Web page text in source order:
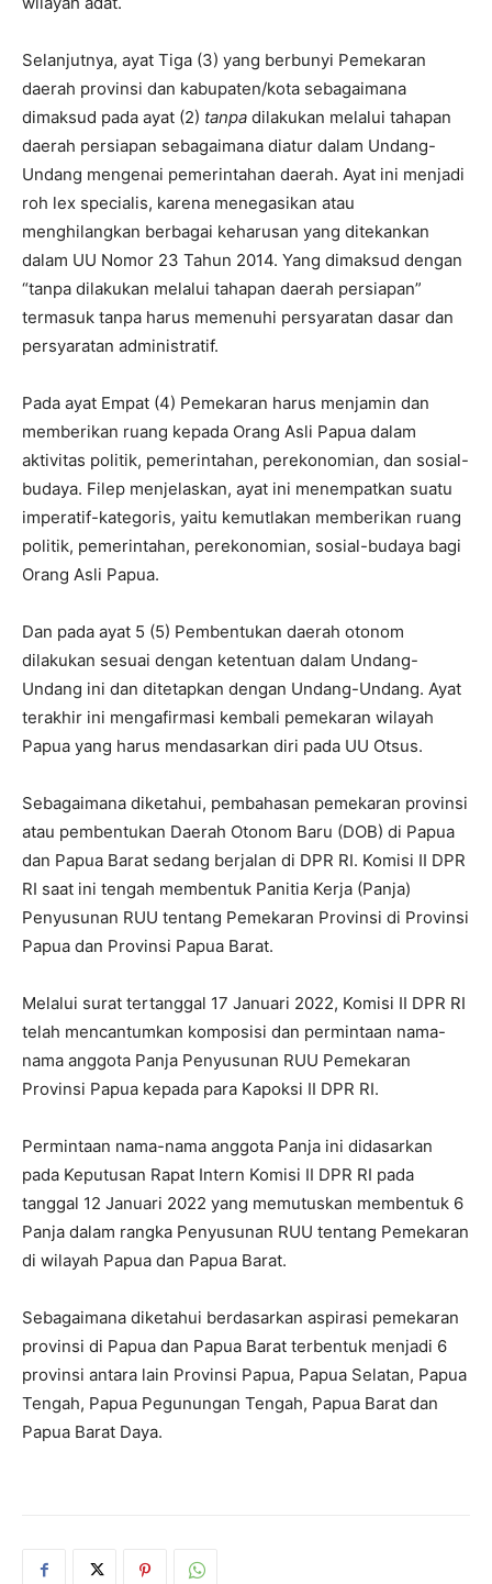
Selanjutnya, ayat Tiga (3) yang berbunyi Pemekaran
daerah provinsi dan kabupaten/kota sebagaimana
dimaksud pada ayat (2) tanpa dilakukan melalui tahapan
daerah persiapan sebagaimana diatur dalam Undang-
Undang mengenai pemerintahan daerah. Ayat ini menjadi
roh lex specialis, karena menegasikan atau
menghilangkan berbagai keharusan yang ditekankan
dalam UU Nomor 23 Tahun 2014. Yang dimaksud dengan
“tanpa dilakukan melalui tahapan daerah persiapan”
termasuk tanpa harus memenuhi persyaratan dasar dan
persyaratan administratif.
Pada ayat Empat (4) Pemekaran harus menjamin dan
memberikan ruang kepada Orang Asli Papua dalam
aktivitas politik, pemerintahan, perekonomian, dan sosial-
budaya. Filep menjelaskan, ayat ini menempatkan suatu
imperatif-kategoris, yaitu kemutlakan memberikan ruang
politik, pemerintahan, perekonomian, sosial-budaya bagi
Orang Asli Papua.
Dan pada ayat 5 (5) Pembentukan daerah otonom
dilakukan sesuai dengan ketentuan dalam Undang-
Undang ini dan ditetapkan dengan Undang-Undang. Ayat
terakhir ini mengafirmasi kembali pemekaran wilayah
Papua yang harus mendasarkan diri pada UU Otsus.
Sebagaimana diketahui, pembahasan pemekaran provinsi
atau pembentukan Daerah Otonom Baru (DOB) di Papua
dan Papua Barat sedang berjalan di DPR RI. Komisi II DPR
RI saat ini tengah membentuk Panitia Kerja (Panja)
Penyusunan RUU tentang Pemekaran Provinsi di Provinsi
Papua dan Provinsi Papua Barat.
Melalui surat tertanggal 17 Januari 2022, Komisi II DPR RI
telah mencantumkan komposisi dan permintaan nama-
nama anggota Panja Penyusunan RUU Pemekaran
Provinsi Papua kepada para Kapoksi II DPR RI.
Permintaan nama-nama anggota Panja ini didasarkan
pada Keputusan Rapat Intern Komisi II DPR RI pada
tanggal 12 Januari 2022 yang memutuskan membentuk 6
Panja dalam rangka Penyusunan RUU tentang Pemekaran
di wilayah Papua dan Papua Barat.
Sebagaimana diketahui berdasarkan aspirasi pemekaran
provinsi di Papua dan Papua Barat terbentuk menjadi 6
provinsi antara lain Provinsi Papua, Papua Selatan, Papua
Tengah, Papua Pegunungan Tengah, Papua Barat dan
Papua Barat Daya.